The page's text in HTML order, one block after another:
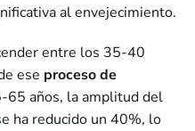
al envejecimiento.
entre los 35-40
ese proceso de
65 años, la amplitud del
ha reducido un 40%, lo